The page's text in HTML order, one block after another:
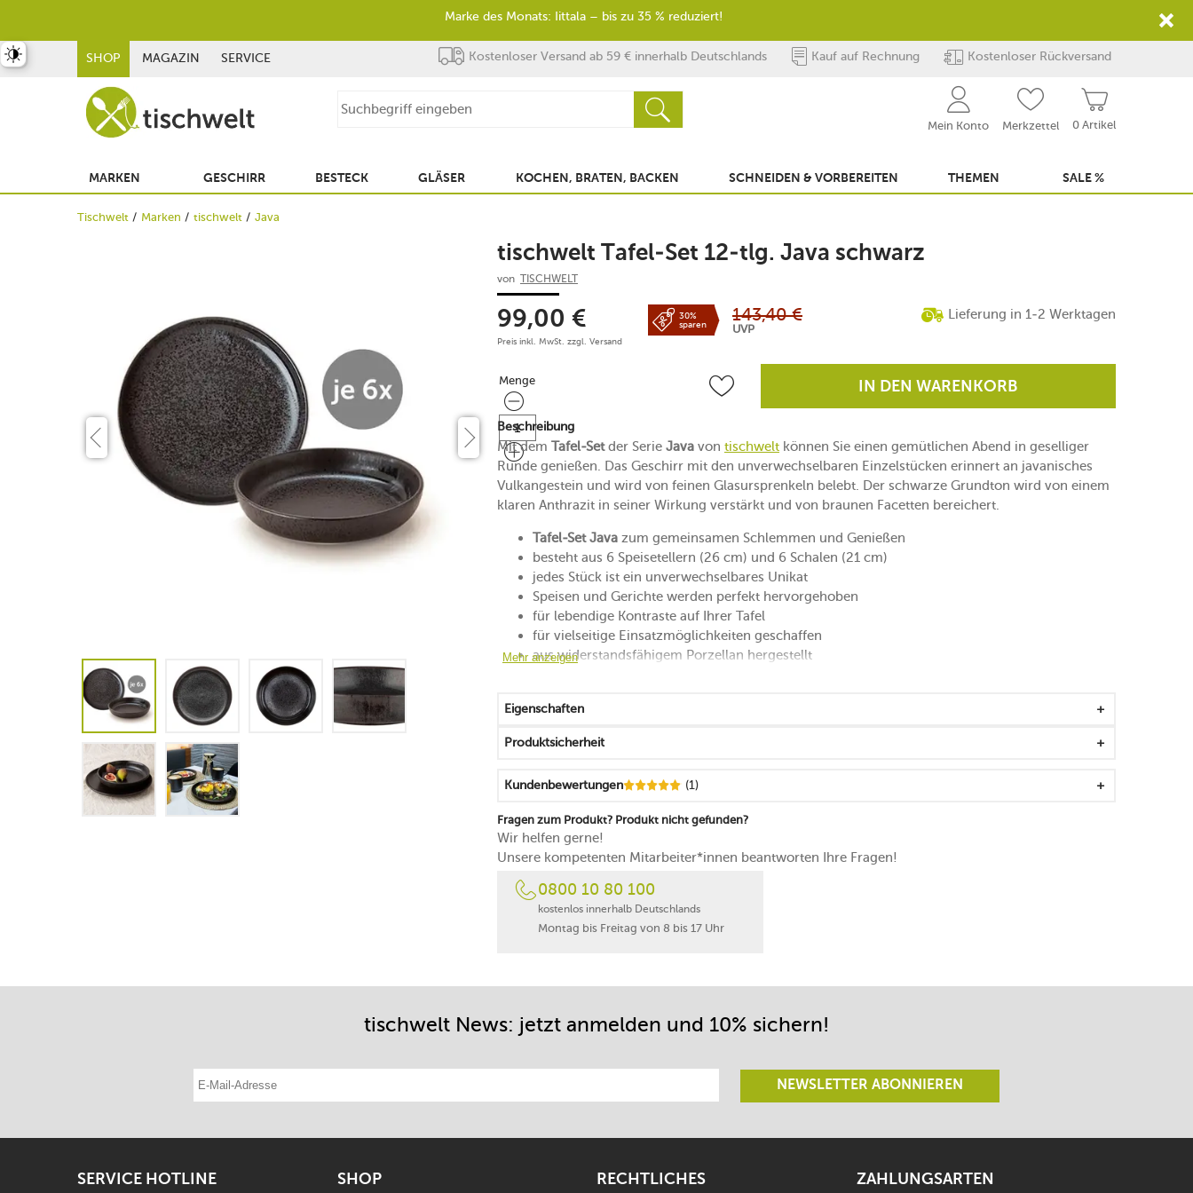
SHOP MAGAZIN SERVICE Kostenloser Versand ab 59 € innerhalb Deutschlands Kauf auf Rechnung Kostenloser Rückversand
0 Artikel
Mein Konto Merkzettel
MARKEN GESCHIRR BESTECK GLÄSER KOCHEN, BRATEN, BACKEN SCHNEIDEN & VORBEREITEN THEMEN SALE %
Tischwelt Marken tischwelt Java
tischwelt Tafel-Set 12-tlg. Java schwarz
von TISCHWELT
99,00 €
Preis inkl. MwSt. zzgl. Versand
30%
sparen
143,40 €
UVP
Lieferung in 1-2 Werktagen
Menge
Menge IN DEN WARENKORB
Beschreibung
Mit dem Tafel-Setder Serie Java von tischwelt können Sie einen gemütlichen Abend in geselliger
Runde genießen. Das Geschirr mit den unverwechselbaren Einzelstücken erinnert an javanisches
Vulkangestein und wird von feinen Glasursprenkeln belebt. Der schwarze Grundton wird von einem
klaren Anthrazit in seiner Wirkung verstärkt und von braunen Facetten bereichert.
Tafel-Set Java zum gemeinsamen Schlemmen und Genießen
besteht aus 6 Speisetellern (26 cm) und 6 Schalen (21 cm)
jedes Stück ist ein unverwechselbares Unikat
Speisen und Gerichte werden perfekt hervorgehoben
für lebendige Kontraste auf Ihrer Tafel
für vielseitige Einsatzmöglichkeiten geschaffen
aus widerstandsfähigem Porzellan hergestellt
griffig und platzsparend stapelbar
zuverlässig, robust und funktional
Mehr anzeigen
Eigenschaften
Produktsicherheit
Kundenbewertungen (1)
Fragen zum Produkt? Produkt nicht gefunden?
Wir helfen gerne!
Unsere kompetenten Mitarbeiter*innen beantworten Ihre Fragen!
0800 10 80 100
kostenlos innerhalb Deutschlands
Montag bis Freitag von 8 bis 17 Uhr
tischwelt News: jetzt anmelden und 10% sichern!
E-Mail-Adresse eintragen
NEWSLETTER ABONNIEREN
SERVICE HOTLINE SHOP RECHTLICHES ZAHLUNGSARTEN
umschalten
Marke des Monats: Iittala – bis zu 35 % reduziert!